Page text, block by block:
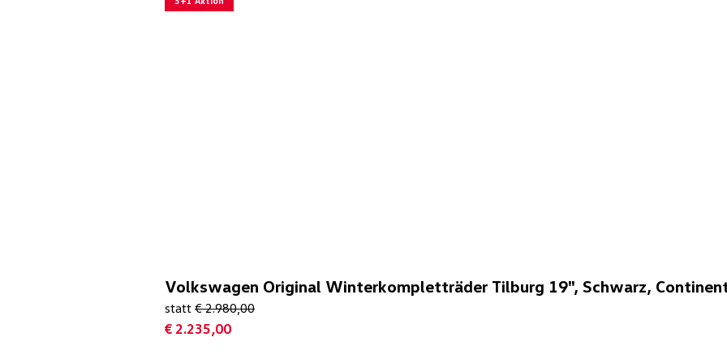
Volkswagen Original Winterkompletträder Tilburg 19", Schwarz,
statt € 2.980,00
€ 2.235,00